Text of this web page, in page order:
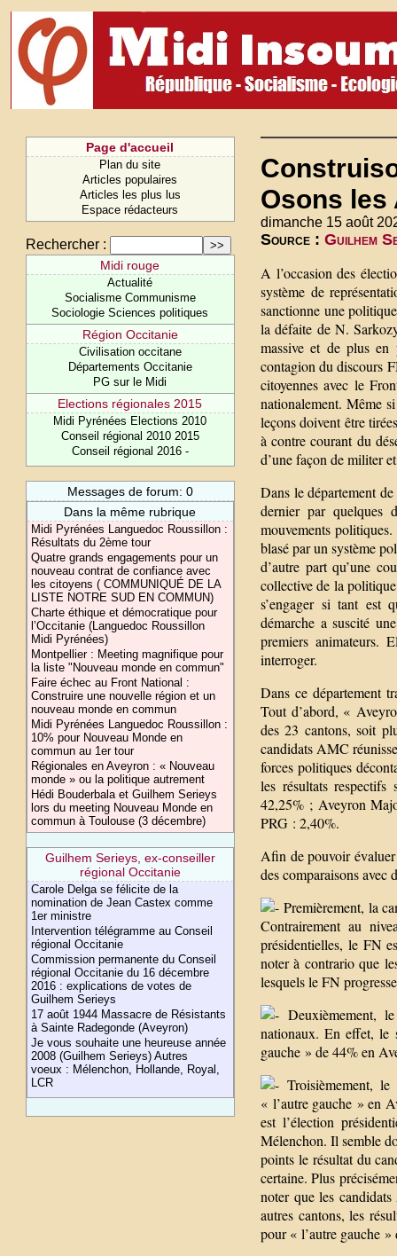
Page d'accueil
Plan du site
Articles populaires
Articles les plus lus
Espace rédacteurs
Rechercher :
Midi rouge
Actualité
Socialisme Communisme
Sociologie Sciences politiques
Région Occitanie
Civilisation occitane
Départements Occitanie
PG sur le Midi
Elections régionales 2015
Midi Pyrénées Elections 2010
Conseil régional 2010 2015
Conseil régional 2016 -
Messages de forum: 0
Dans la même rubrique
Midi Pyrénées Languedoc Roussillon :
Résultats du 2ème tour
Quatre grands engagements pour un
nouveau contrat de confiance avec
les citoyens ( COMMUNIQUÉ DE LA
LISTE NOTRE SUD EN COMMUN)
Charte éthique et démocratique pour
l’Occitanie (Languedoc Roussillon
Midi Pyrénées)
Montpellier : Meeting magnifique pour
la liste "Nouveau monde en commun"
Faire échec au Front National :
Construire une nouvelle région et un
nouveau monde en commun
Midi Pyrénées Languedoc Roussillon :
10% pour Nouveau Monde en
commun au 1er tour
Régionales en Aveyron : « Nouveau
monde » ou la politique autrement
Hédi Bouderbala et Guilhem Serieys
lors du meeting Nouveau Monde en
commun à Toulouse (3 décembre)
Guilhem Serieys, ex-conseiller
régional Occitanie
Carole Delga se félicite de la
nomination de Jean Castex comme
1er ministre
Intervention télégramme au Conseil
régional Occitanie
Commission permanente du Conseil
régional Occitanie du 16 décembre
2016 : explications de votes de
Guilhem Serieys
17 août 1944 Massacre de Résistants
à Sainte Radegonde (Aveyron)
Je vous souhaite une heureuse année
2008 (Guilhem Serieys) Autres
voeux : Mélenchon, Hollande, Royal,
LCR
Osons les
dimanche 15 août
Source : Guilhem
A l’occasion des
système de
sanctionne une
la défaite de N.
massive et de plus en
contagion du discours
citoyennes avec le
nationalement. Même
leçons doivent être
à contre courant du
d’une façon de militer
Dans le département
dernier par quelques
mouvements
blasé par un système
d’autre part qu’une
collective de la
s’engager si tant est
démarche a suscité
premiers animateurs.
interroger.
Dans ce département
Tout d’abord, «
des 23 cantons, soit
candidats AMC
forces politiques
les résultats
42,25% ; Aveyron
PRG : 2,40%.
Afin de pouvoir évaluer
des comparaisons avec
Premièrement, la
Contrairement au
présidentielles, le FN
noter à contrario que
lesquels le FN
Deuxièmement,
nationaux. En effet, le
gauche » de 44% en
Troisièmement,
« l’autre gauche » en
est l’élection
Mélenchon. Il semble
points le résultat du
certaine. Plus
noter que les
autres cantons, les
pour « l’autre gauche